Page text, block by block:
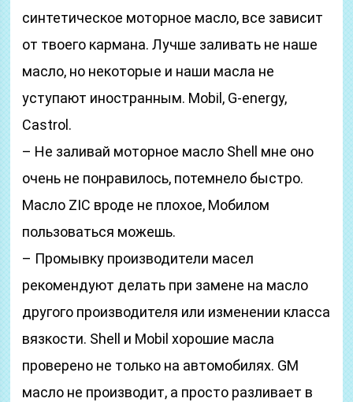
синтетическое моторное масло, все зависит
от твоего кармана. Лучше заливать не наше
масло, но некоторые и наши масла не
уступают иностранным. Mobil, G-energy,
Castrol.
– Не заливай моторное масло Shell мне оно
очень не понравилось, потемнело быстро.
Масло ZIC вроде не плохое, Мобилом
пользоваться можешь.
– Промывку производители масел
рекомендуют делать при замене на масло
другого производителя или изменении класса
вязкости. Shell и Mobil хорошие масла
проверено не только на автомобилях. GM
масло не производит, а просто разливает в